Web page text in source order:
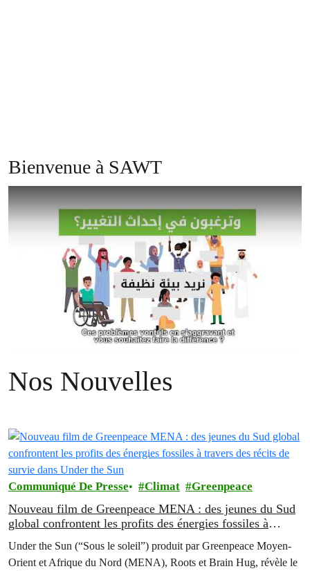
Bienvenue à SAWT
Nos Nouvelles
Communiqué De Presse Climat Greenpeace
Nouveau film de Greenpeace MENA : des jeunes du Sud
global confrontent les profits des énergies fossiles à
Under the Sun (“Sous le soleil”) produit par Greenpeace Moyen-
Orient et Afrique du Nord (MENA), Roots et Brain Hug, révèle le